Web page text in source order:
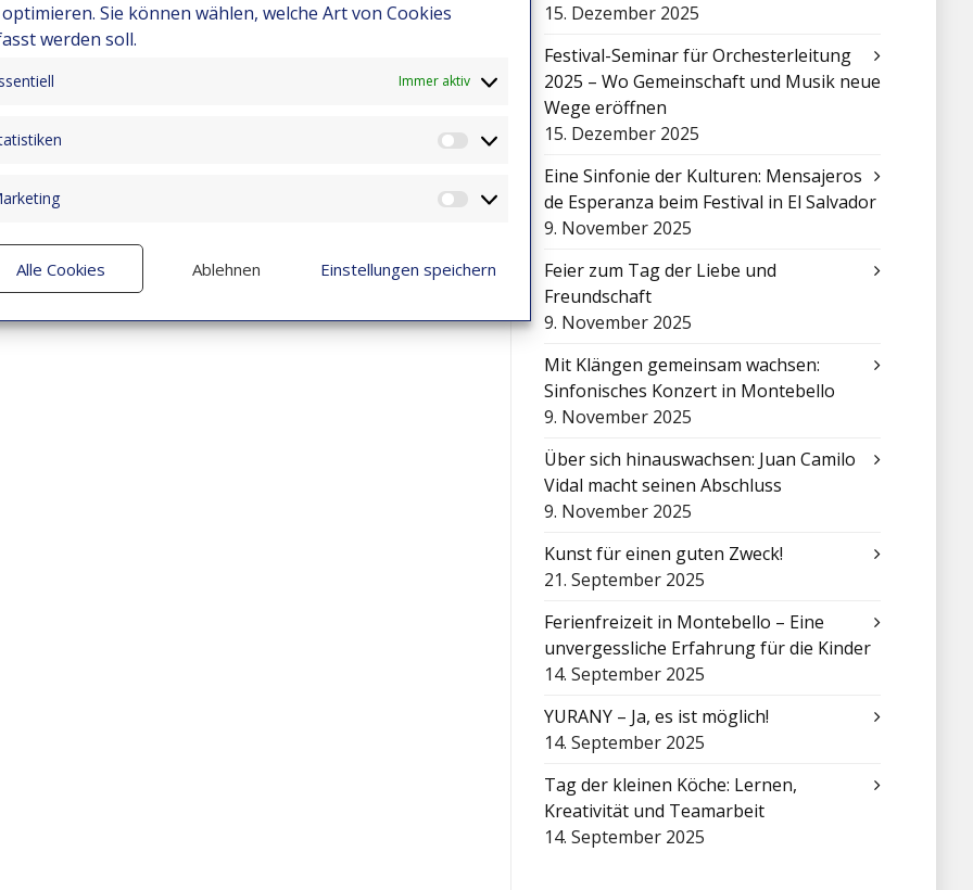
Sie können wählen, welche Art von Cookies
werden soll.
Immer aktiv
Statistiken
Marketing
Alle Cookies Ablehnen Einstellungen speichern
15. Dezember 2025
Festival-Seminar für Orchesterleitung
2025 – Wo Gemeinschaft und Musik neue
Wege eröffnen
15. Dezember 2025
Eine Sinfonie der Kulturen: Mensajeros
de Esperanza beim Festival in El Salvador
9. November 2025
Feier zum Tag der Liebe und
Freundschaft
9. November 2025
Mit Klängen gemeinsam wachsen:
Sinfonisches Konzert in Montebello
9. November 2025
Über sich hinauswachsen: Juan Camilo
Vidal macht seinen Abschluss
9. November 2025
Kunst für einen guten Zweck!
21. September 2025
Ferienfreizeit in Montebello – Eine
unvergessliche Erfahrung für die Kinder
14. September 2025
YURANY – Ja, es ist möglich!
14. September 2025
Tag der kleinen Köche: Lernen,
Kreativität und Teamarbeit
14. September 2025